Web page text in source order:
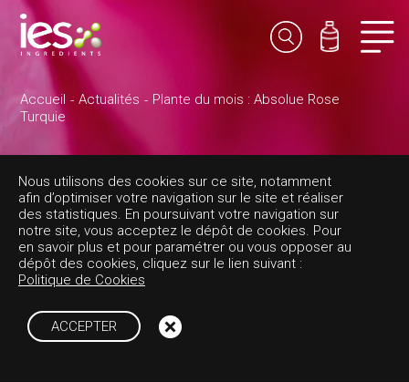
Accueil Actualités
Plante du mois : Absolue Rose
Turquie
Plante du mois :
Absolue Rose
Turquie
Nous utilisons des cookies sur ce site, notamment
afin d’optimiser votre navigation sur le site et réaliser
des statistiques. En poursuivant votre navigation sur
notre site, vous acceptez le dépôt de cookies. Pour
en savoir plus et pour paramétrer ou vous opposer au
dépôt des cookies, cliquez sur le lien suivant :
Politique de Cookies
ACCEPTER